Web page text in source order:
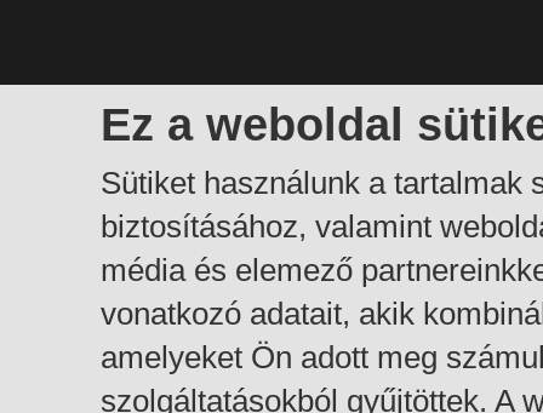
Ez a weboldal
Sütiket használunk a tartalmak
biztosításához, valamint
média és elemező
vonatkozó adatait, akik
amelyeket Ön adott meg
szolgáltatásokból gyűjtöttek. A